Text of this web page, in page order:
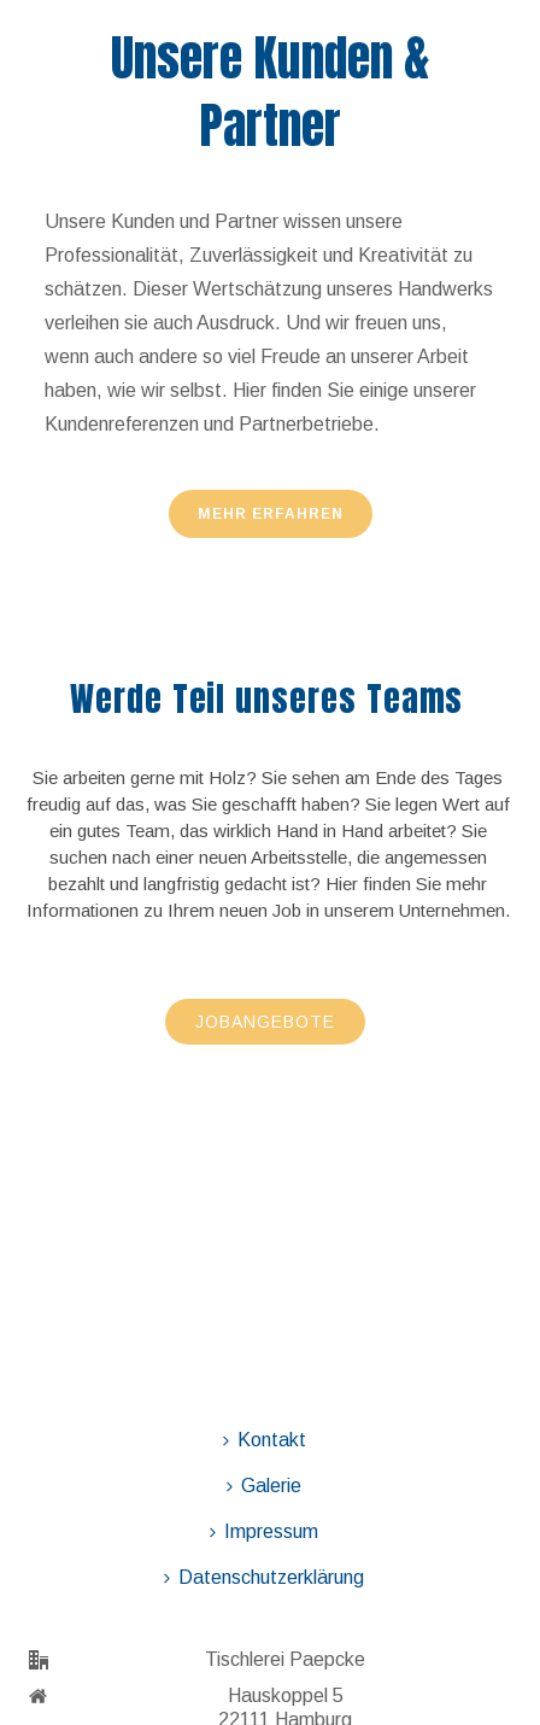
Unsere Kunden &
Partner
Unsere Kunden und Partner wissen unsere
Professionalität, Zuverlässigkeit und Kreativität zu
schätzen. Dieser Wertschätzung unseres Handwerks
verleihen sie auch Ausdruck. Und wir freuen uns,
wenn auch andere so viel Freude an unserer Arbeit
haben, wie wir selbst. Hier finden Sie einige unserer
Kundenreferenzen und Partnerbetriebe.
MEHR ERFAHREN
Werde Teil unseres Teams
Sie arbeiten gerne mit Holz? Sie sehen am Ende des Tages
freudig auf das, was Sie geschafft haben? Sie legen Wert auf
ein gutes Team, das wirklich Hand in Hand arbeitet? Sie
suchen nach einer neuen Arbeitsstelle, die angemessen
bezahlt und langfristig gedacht ist? Hier finden Sie mehr
Informationen zu Ihrem neuen Job in unserem Unternehmen.
JOBANGEBOTE
Kontakt
Galerie
Impressum
Datenschutzerklärung
Tischlerei Paepcke
Hauskoppel 5
22111 Hamburg